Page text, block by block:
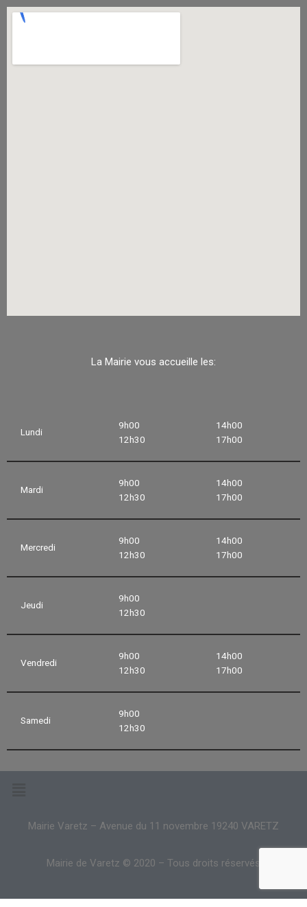
La Mairie vous accueille les:
Lundi
9h00
12h30
14h00
17h00
Mardi
9h00
12h30
14h00
17h00
Mercredi
9h00
12h30
14h00
17h00
Jeudi
9h00
12h30
Vendredi
9h00
12h30
14h00
17h00
Samedi
9h00
12h30
Mairie Varetz – Avenue du 11 novembre 19240 VARETZ
Mairie de Varetz © 2020 – Tous droits réservés